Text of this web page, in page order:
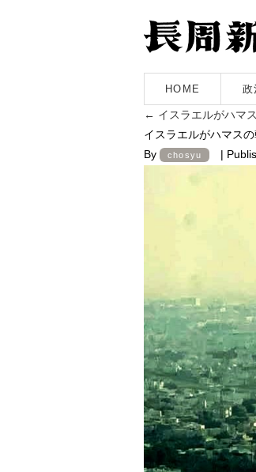
HOME 政
← イスラエルがハマ
イスラエルがハマス
By
chosyu |